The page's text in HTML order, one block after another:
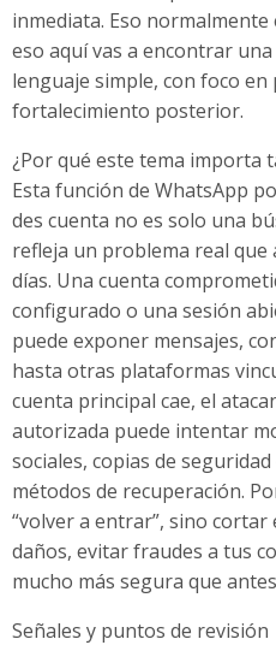
inmediata. Eso
eso aquí vas a encontrar
lenguaje simple, con foco
fortalecimiento posterior.
¿Por qué este tema importa
Esta función de WhatsApp
des cuenta no es solo una
refleja un problema real
días. Una cuenta
configurado o una sesión
puede exponer mensajes,
hasta otras plataformas
cuenta principal cae, el
autorizada puede intentar
sociales, copias de
métodos de recuperación.
“volver a entrar”, sino
daños, evitar fraudes a tus
mucho más segura que
Señales y puntos de revisión